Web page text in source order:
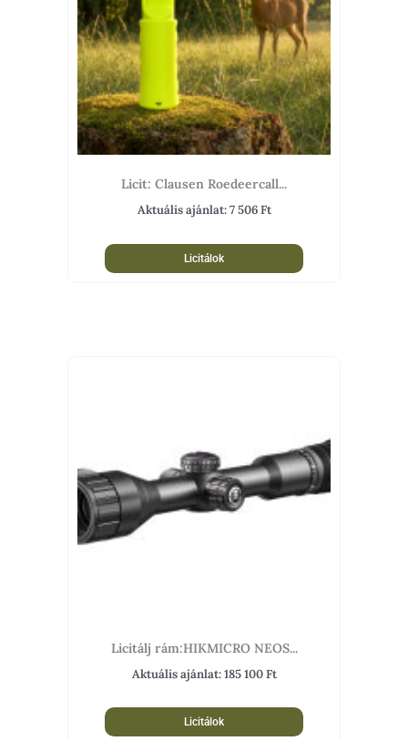
Licit: Clausen Roedeercall...
Aktuális ajánlat:7 506Ft
Licitálok
Licitálj rám:HIKMICRO NEOS...
Aktuális ajánlat:185 100Ft
Licitálok